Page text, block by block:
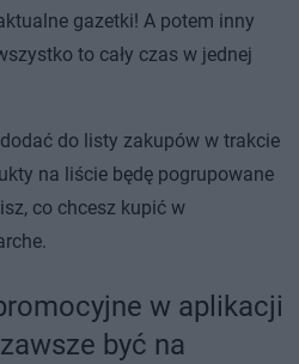
gazetki! A potem inny
to cały czas w jednej
do listy zakupów w trakcie
na liście będę pogrupowane
co chcesz kupić w
w aplikacji
być na